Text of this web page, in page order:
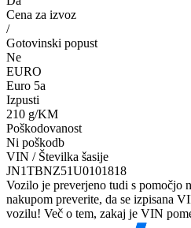
Cena za izvoz
/
Gotovinski popust
Ne
EURO
Euro 5a
Izpusti
210 g/KM
Poškodovanost
Ni poškodb
VIN / Številka šasije
JN1TBNZ51U0101818
Vozilo je preverjeno tudi s pomočjo
nakupom preverite, da se izpisana
vozilu! Več o tem, zakaj je VIN